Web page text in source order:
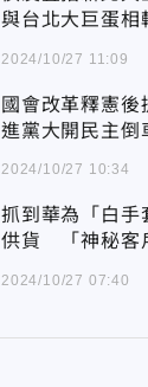
與台北大巨蛋相
2024/10/27 11:09
國會改革釋憲
進黨大開民主倒
2024/10/27 10:34
抓到華為「白手
供貨 「神秘客
2024/10/27 07:40